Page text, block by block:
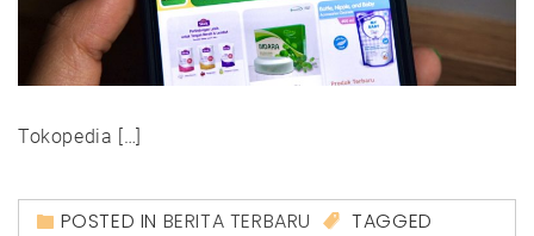
Tokopedia […]
POSTED IN BERITA TERBARU
TAGGED